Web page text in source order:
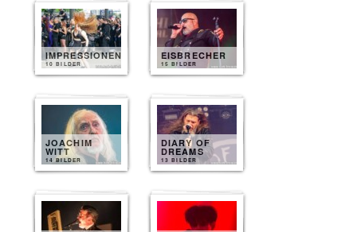
IMPRESSIONEN
10 BILDER
EISBRECHER
15 BILDER
JOACHIM
WITT
14 BILDER
DIARY OF
DREAMS
13 BILDER